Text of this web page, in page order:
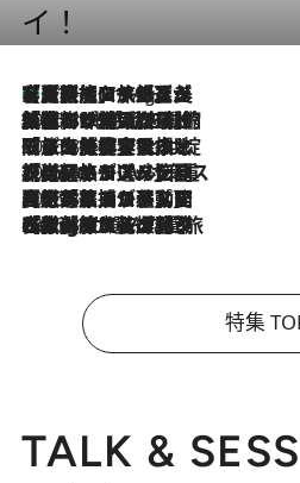
イ！
11 Hours Ago
【厳選旅コスメ】「多機能アイテムがメイン！」旅好き美容エディターが選んだ夏旅ベストコスメを発表【Mサイズジップ】
2026.8.6
「荷物が増えるほど旅ストレスは増す」美容ジャーナリストがたどり着いた最終結論。“化粧品を劇的に減らす”感動の凝縮美容とは
2026.8.6
「旅先には金髪ウィッグを持参」日本と同じメイクでは損してる!? 美容ジャーナリストが提案する“掟破りの旅美容”とは
2026.8.6
【厳選旅コスメ】「身軽さ＆UV対策重視！」ヘアアーティストshucoが選んだ夏旅ベストコスメを発表【Mサイズジップ】
2026.8.5
【厳選旅コスメ】国内をあちこち移動する河井菜摘が選んだ夏旅ベストコスメ発表！「リラックスアイテムはマスト」【Mサイズジップ】
2026.8.4
【厳選旅コスメ】「紫外線＆乾燥対策しながらメイク感も！」ヘア＆メイクGeorgeが選んだ夏旅ベストコスメを発表！【Mサイズジップ】
特集
TALK &